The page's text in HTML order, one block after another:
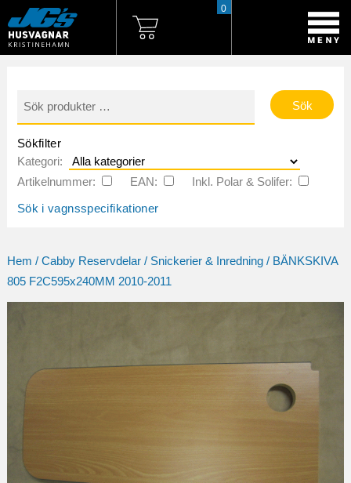
0
efter:
Sökfilter
Kategori:
Artikelnummer:
EAN:
Inkl. Polar & Solifer:
Sök i vagnsspecifikationer
Hem / Cabby Reservdelar/ Snickerier & Inredning/ BÄNKSKIVA
805 F2C595x240MM 2010-2011